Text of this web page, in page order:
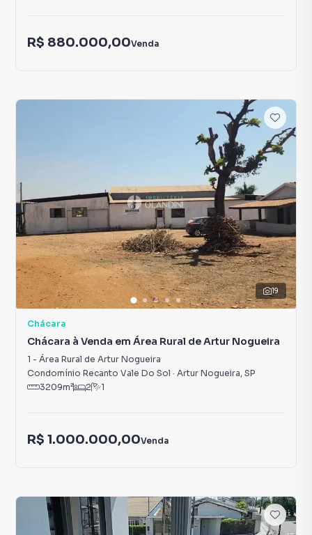
R$ 880.000,00Venda
19
Chácara
Chácara à Venda em Área Rural de Artur Nogueira
1 - Área Rural de Artur Nogueira
Condomínio Recanto Vale Do Sol · Artur Nogueira, SP
3209m² 2 1
R$ 1.000.000,00Venda